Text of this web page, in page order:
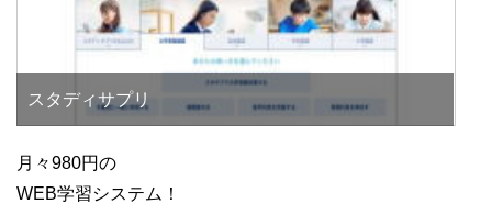
スタディサプリ
月々980円の
WEB学習システム！